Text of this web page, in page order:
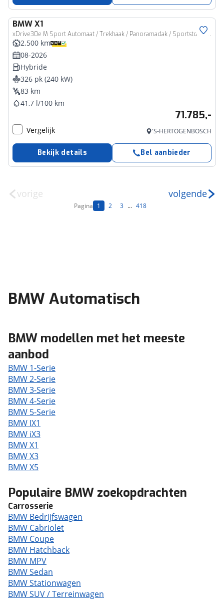
BMWX1
xDrive30e M Sport Automaat / Trekhaak / Panoramadak / Sportstoelen / Comfort Access / Adaptieve LED / Head-Up / Harman Kardon
2.500 km
08-2026
Hybride
326 pk (240 kW)
83 km
41,7 l/100 km
71.785,-
Vergelijk 'S-HERTOGENBOSCH
Bekijk details Bel aanbieder
vorige
Pagina 1 2 3 ... 418
volgende
BMW Automatisch
BMW modellen met het meeste
aanbod
BMW 1-Serie
BMW 2-Serie
BMW 3-Serie
BMW 4-Serie
BMW 5-Serie
BMW IX1
BMW iX3
BMW X1
BMW X3
BMW X5
Populaire BMW zoekopdrachten
Carrosserie
BMW Bedrijfswagen
BMW Cabriolet
BMW Coupe
BMW Hatchback
BMW MPV
BMW Sedan
BMW Stationwagen
BMW SUV / Terreinwagen